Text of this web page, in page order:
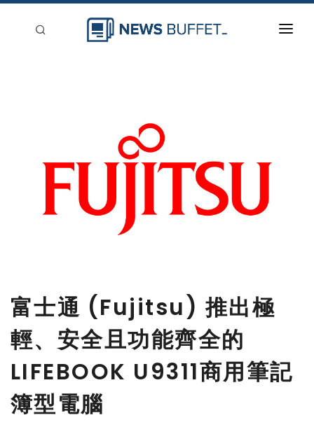
富士通 (Fujitsu) 推出極
輕、安全且功能齊全的
LIFEBOOK U9311商用筆記
簿型電腦